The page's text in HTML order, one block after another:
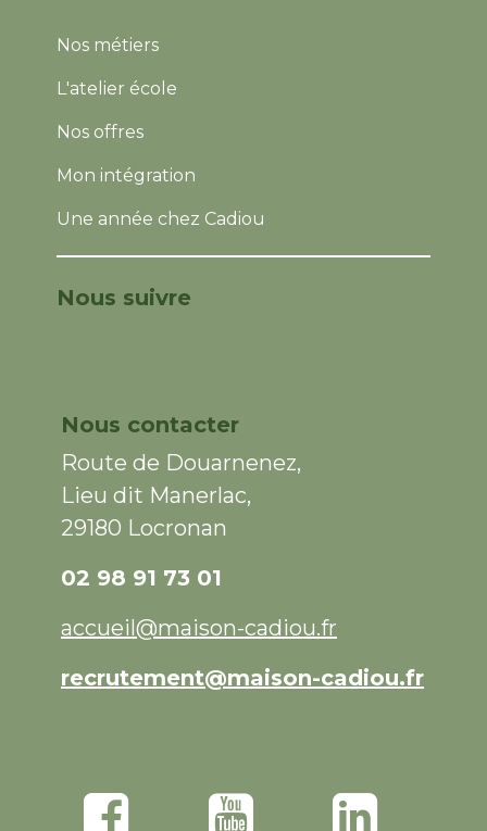
Nos métiers
L'atelier école
Nos offres
Mon intégration
Une année chez Cadiou
Nous suivre
Nous contacter
Route de Douarnenez,
Lieu dit Manerlac,
29180 Locronan
02 98 91 73 01
accueil@maison-cadiou.fr
recrutement@maison-cadiou.fr